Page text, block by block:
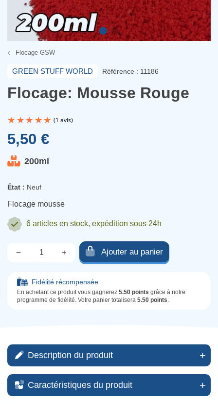
Flocage GSW
GREEN STUFF WORLD Référence : 11186
Flocage: Mousse Rouge
5,50 €
200ml
État : Neuf
Flocage mousse
6 articles en stock, expédition sous 24h
− + Ajouter au panier
Fidélité récompensée
En achetant ce produit vous gagnerez 5.50 points grâce à notre
programme de fidélité. Votre panier totalisera 5.50 points.
Description du produit
Caractéristiques du produit